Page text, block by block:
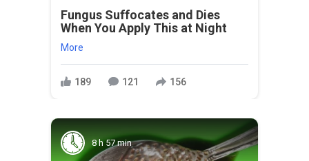
Fungus Suffocates and Dies
When You Apply This at Night
More
189 121 156
8 h 57 min